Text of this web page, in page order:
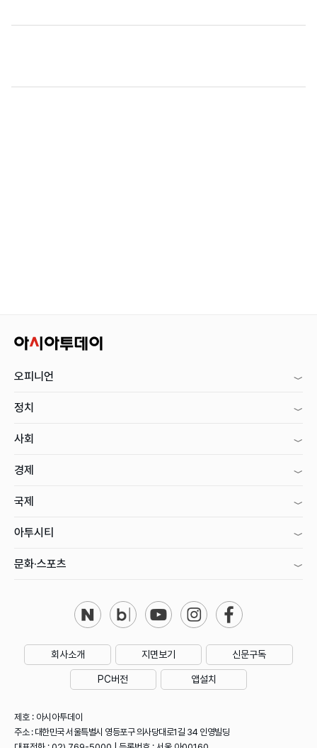
오피니언
정치
사회
경제
국제
아투시티
문화·스포츠
회사소개 지면보기 신문구독
PC버전 앱설치
제호 : 아시아투데이
주소 : 대한민국 서울특별시 영등포구 의사당대로1길 34 인영빌딩